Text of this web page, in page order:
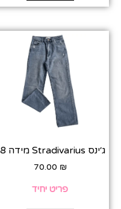
ג׳ינס Stradivarius מידה 38
70.00 ₪
פריט יחיד